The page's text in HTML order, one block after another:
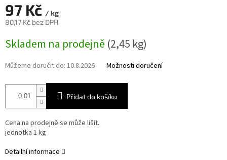
97 Kč / kg
80,17 Kč bez DPH
cena:
Skladem na prodejně (2,45 kg)
Můžeme doručit do: 10.8.2026 Možnosti doručení
Přidat do košíku
Cena na prodejně se může lišit.
jednotka 1 kg
Detailní informace